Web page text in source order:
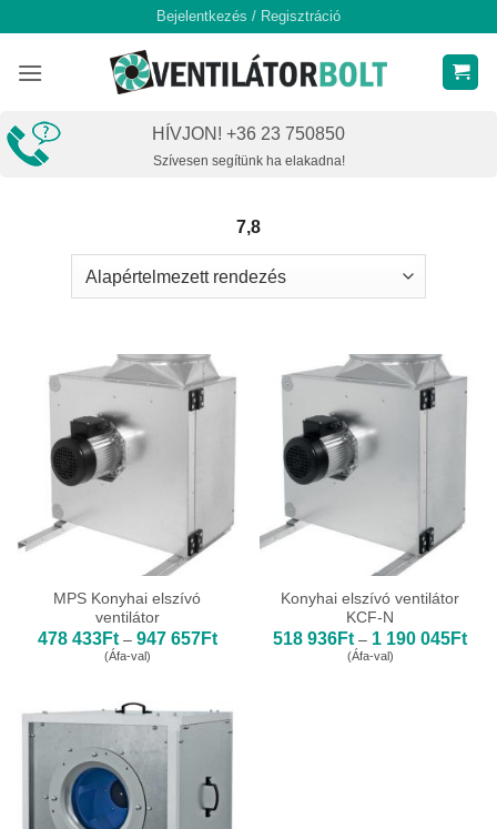
content
Bejelentkezés / Regisztráció
HÍVJON! +36 23 750850
Szívesen segítünk ha elakadna!
7,8
MPS Konyhai elszívó
ventilátor
478 433Ft – 947 657FtÁrtartomány:
657Ft
(Áfa-val)
Konyhai elszívó ventilátor
KCF-N
518 936Ft – 1 190 045Ft
(Áfa-val)